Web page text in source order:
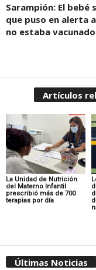
Sarampión: El bebé
que puso en alerta
no estaba vacunado
Artículos
La Unidad de Nutrición
del Materno Infantil
prescribió más de 700
terapias por día
Últimas Noticias